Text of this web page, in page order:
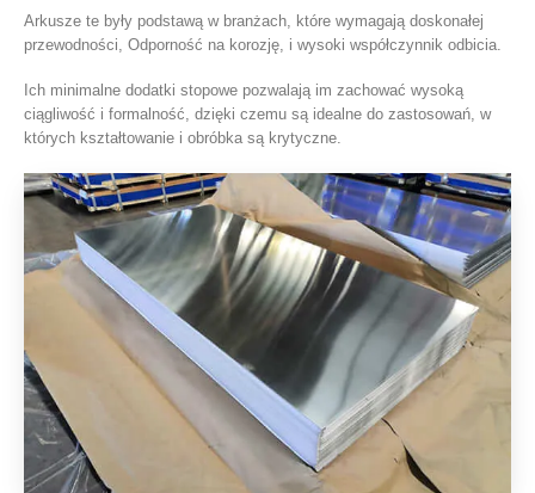
Arkusze te były podstawą w branżach, które wymagają doskonałej
przewodności, Odporność na korozję, i wysoki współczynnik odbicia.
Ich minimalne dodatki stopowe pozwalają im zachować wysoką
ciągliwość i formalność, dzięki czemu są idealne do zastosowań, w
których kształtowanie i obróbka są krytyczne.